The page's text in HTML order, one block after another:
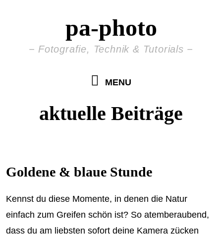
pa-photo
Fotografie, Technik & Tutorials
MENU
aktuelle Beiträge
Goldene & blaue Stunde
Kennst du diese Momente, in denen die Natur
einfach zum Greifen schön ist? So atemberaubend,
dass du am liebsten sofort deine Kamera zücken